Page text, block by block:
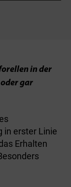
in der
gar
in erster Linie
Erhalten